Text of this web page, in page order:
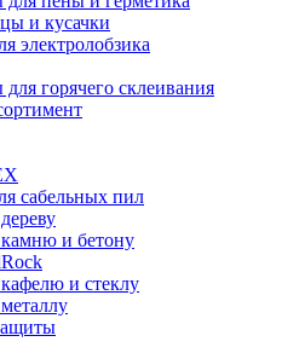
и кусачки
электролобзика
горячего склеивания
сабельных пил
и бетону
и стеклу